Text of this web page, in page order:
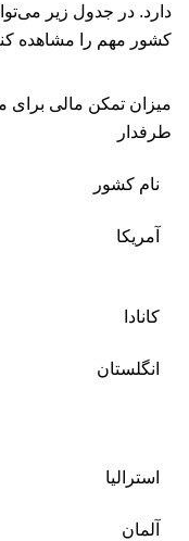
دارد. در جدول زیر
کشور مهم را مشاهده
میزان تمکن مالی برای
طرفدار
نام کشور
آمریکا
کانادا
انگلستان
استرالیا
آلمان